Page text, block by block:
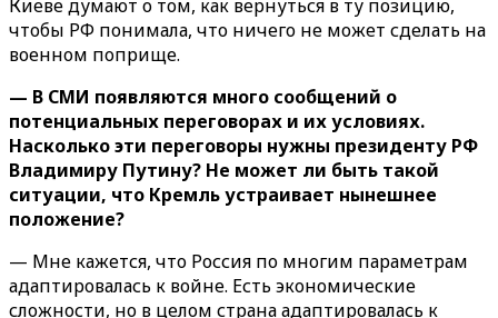
Киеве думают о том, как вернуться в ту позицию,
чтобы РФ понимала, что ничего не может сделать на
военном поприще.
— В СМИ появляются много сообщений о
потенциальных переговорах и их условиях.
Насколько эти переговоры нужны президенту РФ
Владимиру Путину? Не может ли быть такой
ситуации, что Кремль устраивает нынешнее
положение?
— Мне кажется, что Россия по многим параметрам
адаптировалась к войне. Есть экономические
сложности, но в целом страна адаптировалась к